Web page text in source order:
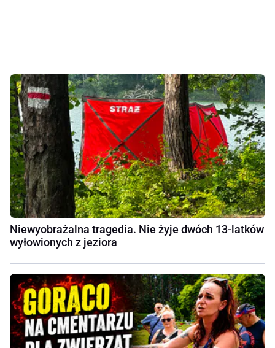
Niewyobrażalna tragedia. Nie żyje dwóch 13-latków
wyłowionych z jeziora